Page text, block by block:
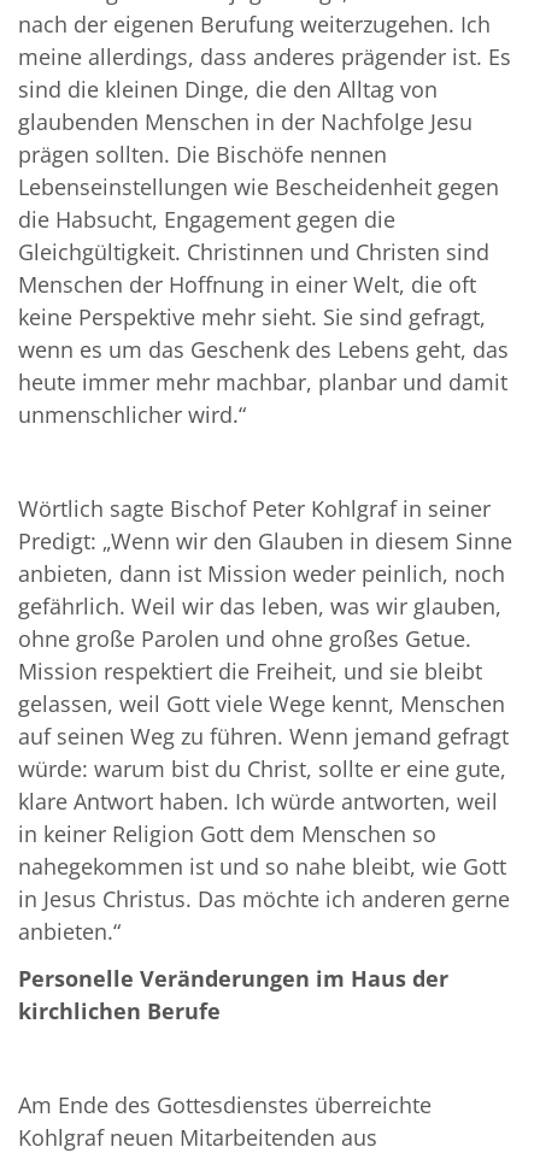
nach der eigenen Berufung weiterzugehen. Ich
meine allerdings, dass anderes prägender ist. Es
sind die kleinen Dinge, die den Alltag von
glaubenden Menschen in der Nachfolge Jesu
prägen sollten. Die Bischöfe nennen
Lebenseinstellungen wie Bescheidenheit gegen
die Habsucht, Engagement gegen die
Gleichgültigkeit. Christinnen und Christen sind
Menschen der Hoffnung in einer Welt, die oft
keine Perspektive mehr sieht. Sie sind gefragt,
wenn es um das Geschenk des Lebens geht, das
heute immer mehr machbar, planbar und damit
unmenschlicher wird.“
Wörtlich sagte Bischof Peter Kohlgraf in seiner
Predigt: „Wenn wir den Glauben in diesem Sinne
anbieten, dann ist Mission weder peinlich, noch
gefährlich. Weil wir das leben, was wir glauben,
ohne große Parolen und ohne großes Getue.
Mission respektiert die Freiheit, und sie bleibt
gelassen, weil Gott viele Wege kennt, Menschen
auf seinen Weg zu führen. Wenn jemand gefragt
würde: warum bist du Christ, sollte er eine gute,
klare Antwort haben. Ich würde antworten, weil
in keiner Religion Gott dem Menschen so
nahegekommen ist und so nahe bleibt, wie Gott
in Jesus Christus. Das möchte ich anderen gerne
anbieten.“
Personelle Veränderungen im Haus der
kirchlichen Berufe
Am Ende des Gottesdienstes überreichte
Kohlgraf neuen Mitarbeitenden aus